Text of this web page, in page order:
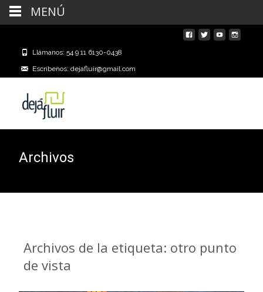
Llámanos: 54 9 11 6130-0438
Escríbenos: dejafluir@gmail.com
Archivos
Archivos de la etiqueta: otro punto
de vista
MENÚ